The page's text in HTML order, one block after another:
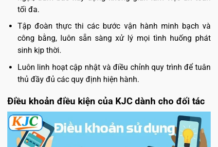
tối đa.
Tập đoàn thực thi các bước vận hành minh bạch và
công bằng, luôn sẵn sàng xử lý mọi tình huống phát
sinh kịp thời.
Luôn linh hoạt cập nhật và điều chỉnh quy trình để tuân
thủ đầy đủ các quy định hiện hành.
Điều khoản điều kiện của KJC dành cho đối tác